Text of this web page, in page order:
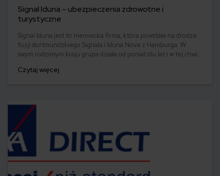
Signal Iduna – ubezpieczenia zdrowotne i
turystyczne
Signal Iduna jest to niemiecka firma, która powstała na drodze
fuzji dortmundzkiego Signala i Iduna Nova z Hamburga. W
swym rodzimym kraju grupa działa od ponad stu lat i w tej chwili
ubezpieczeniowych w Niemczech. W Polsce Signal Iduna
Czytaj więcej